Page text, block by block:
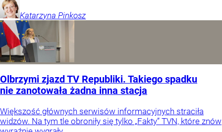
Katarzyna Pinkosz
Olbrzymi zjazd TV Republiki. Takiego spadku
nie zanotowała żadna inna stacja
Większość głównych serwisów informacyjnych straciła
widzów. Na tym tle obroniły się tylko „Fakty” TVN, które znów